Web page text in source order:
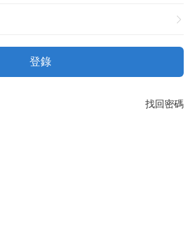
登錄
找回密碼